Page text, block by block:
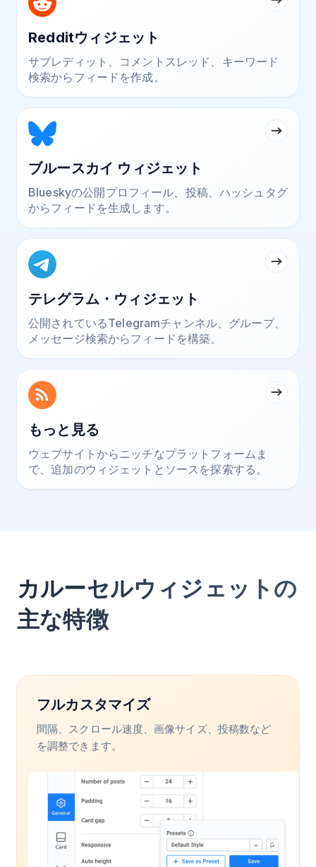
Redditウィジェット
サブレディット、コメントスレッド、キーワード
検索からフィードを作成。
ブルースカイ ウィジェット
Blueskyの公開プロフィール、投稿、ハッシュタグ
からフィードを生成します。
テレグラム・ウィジェット
公開されているTelegramチャンネル、グループ、
メッセージ検索からフィードを構築。
もっと見る
ウェブサイトからニッチなプラットフォームま
で、追加のウィジェットとソースを探索する。
カルーセルウィジェットの
主な特徴
フルカスタマイズ
間隔、スクロール速度、画像サイズ、投稿数など
を調整できます。